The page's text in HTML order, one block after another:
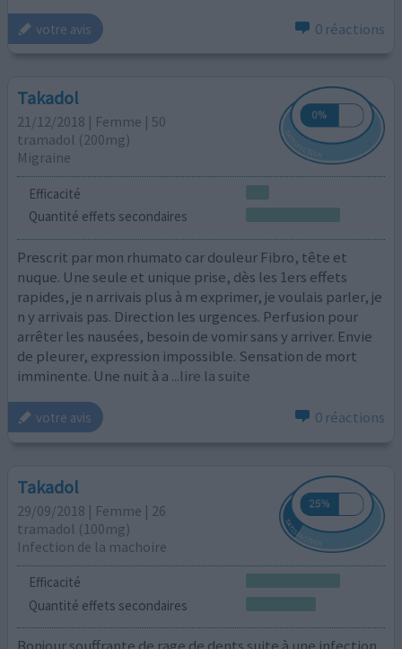
votre avis 0 réactions
Takadol
21/12/2018 | Femme | 50
tramadol (200mg)
Migraine
Efficacité
Quantité effets secondaires
Prescrit par mon rhumato car douleur Fibro, tête et
nuque. Une seule et unique prise, dès les 1ers effets
rapides, je n arrivais plus à m exprimer, je voulais parler, je
n y arrivais pas. Direction les urgences. Perfusion pour
arrêter les nausées, besoin de vomir sans y arriver. Envie
de pleurer, expression impossible. Sensation de mort
imminente. Une nuit à a ...lire la suite
votre avis 0 réactions
Takadol
29/09/2018 | Femme | 26
tramadol (100mg)
Infection de la machoire
Efficacité
Quantité effets secondaires